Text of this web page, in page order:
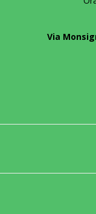
Via